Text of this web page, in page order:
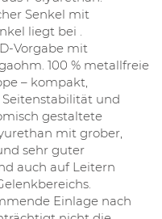
Senkel mit
liegt bei .
Vorgabe mit
100 % metallfreie
– kompakt,
und
gestaltete
mit grober,
sehr guter
auch auf Leitern
Einlage nach